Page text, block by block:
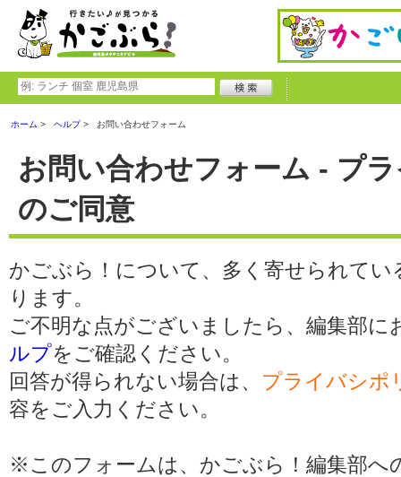
ホーム ヘルプ お問い合わせフォーム
お問い合わせフォーム - プ
のご同意
かごぶら！について、多く寄せられてい
ります。
ご不明な点がございましたら、編集部
ルプをご確認ください。
回答が得られない場合は、 プライバシポ
容をご入力ください。
※このフォームは、かごぶら！編集部へ